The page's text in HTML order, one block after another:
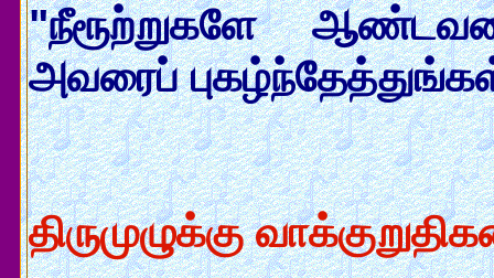
"நீரூற்றுகளே
அவரைப்
திருமுழுக்கு